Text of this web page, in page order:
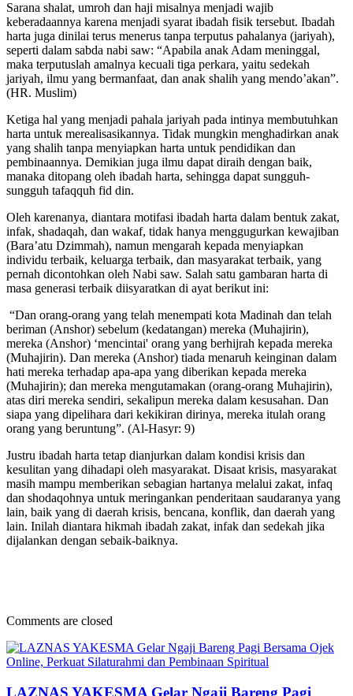
Sarana shalat, umroh dan haji misalnya menjadi wajib
keberadaannya karena menjadi syarat ibadah fisik tersebut. Ibadah
harta juga dinilai terus menerus tanpa terputus pahalanya (jariyah),
seperti dalam sabda nabi saw: “Apabila anak Adam meninggal,
maka terputuslah amalnya kecuali tiga perkara, yaitu sedekah
jariyah, ilmu yang bermanfaat, dan anak shalih yang mendo’akan”.
(HR. Muslim)
Ketiga hal yang menjadi pahala jariyah pada intinya membutuhkan
harta untuk merealisasikannya. Tidak mungkin menghadirkan anak
yang shalih tanpa menyiapkan harta untuk pendidikan dan
pembinaannya. Demikian juga ilmu dapat diraih dengan baik,
manaka ditopang oleh ibadah harta, sehingga dapat sungguh-
sungguh tafaqquh fid din.
Oleh karenanya, diantara motifasi ibadah harta dalam bentuk zakat,
infak, shadaqah, dan wakaf, tidak hanya menggugurkan kewajiban
(Bara’atu Dzimmah), namun mengarah kepada menyiapkan
individu terbaik, keluarga terbaik, dan masyarakat terbaik, yang
pernah dicontohkan oleh Nabi saw. Salah satu gambaran harta di
masa generasi terbaik diisyaratkan di ayat berikut ini:
“Dan orang-orang yang telah menempati kota Madinah dan telah
beriman (Anshor) sebelum (kedatangan) mereka (Muhajirin),
mereka (Anshor) ‘mencintai' orang yang berhijrah kepada mereka
(Muhajirin). Dan mereka (Anshor) tiada menaruh keinginan dalam
hati mereka terhadap apa-apa yang diberikan kepada mereka
(Muhajirin); dan mereka mengutamakan (orang-orang Muhajirin),
atas diri mereka sendiri, sekalipun mereka dalam kesusahan. Dan
siapa yang dipelihara dari kekikiran dirinya, mereka itulah orang
orang yang beruntung”. (Al-Hasyr: 9)
Justru ibadah harta tetap dianjurkan dalam kondisi krisis dan
kesulitan yang dihadapi oleh masyarakat. Disaat krisis, masyarakat
masih mampu memberikan sebagian hartanya melalui zakat, infaq
dan shodaqohnya untuk meringankan penderitaan saudaranya yang
lain, baik yang di daerah krisis, bencana, konflik, dan daerah yang
lain. Inilah diantara hikmah ibadah zakat, infak dan sedekah jika
dijalankan dengan sebaik-baiknya.
Comments are closed
LAZNAS YAKESMA Gelar Ngaji Bareng Pagi